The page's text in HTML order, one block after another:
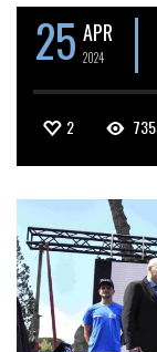
25 APR
2024
2 735